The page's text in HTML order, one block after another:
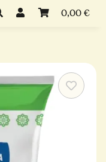
0,00 €